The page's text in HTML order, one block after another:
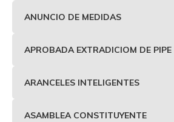
ANUNCIO DE MEDIDAS
APROBADA EXTRADICIOM DE
ARANCELES INTELIGENTES
ASAMBLEA CONSTITUYENTE